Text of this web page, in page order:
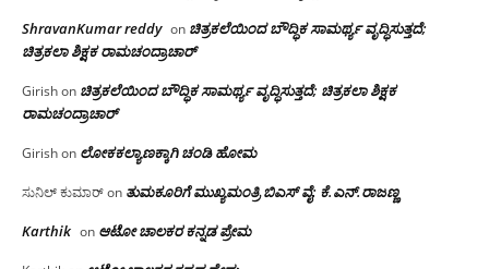
ShravanKumar reddy on ಚಿತ್ರಕಲೆಯಿಂದ ಬೌದ್ಧಿಕ ಸಾಮರ್ಥ್ಯ ವೃದ್ಧಿಸುತ್ತದೆ;
ಚಿತ್ರಕಲಾ ಶಿಕ್ಷಕ ರಾಮಚಂದ್ರಾಚಾರ್
Girishon ಚಿತ್ರಕಲೆಯಿಂದ ಬೌದ್ಧಿಕ ಸಾಮರ್ಥ್ಯ ವೃದ್ಧಿಸುತ್ತದೆ; ಚಿತ್ರಕಲಾ ಶಿಕ್ಷಕ
ರಾಮಚಂದ್ರಾಚಾರ್
Girishon ಲೋಕಕಲ್ಯಾಣಕ್ಕಾಗಿ ಚಂಡಿ ಹೋಮ
ಸುನಿಲ್ ಕುಮಾರ್on ತುಮಕೂರಿಗೆ ಮುಖ್ಯಮಂತ್ರಿ ಬಿಎಸ್ ವೈ: ಕೆ.ಎನ್.ರಾಜಣ್ಣ
Karthik on ಆಟೋ ಚಾಲಕರ ಕನ್ನಡ ಪ್ರೇಮ